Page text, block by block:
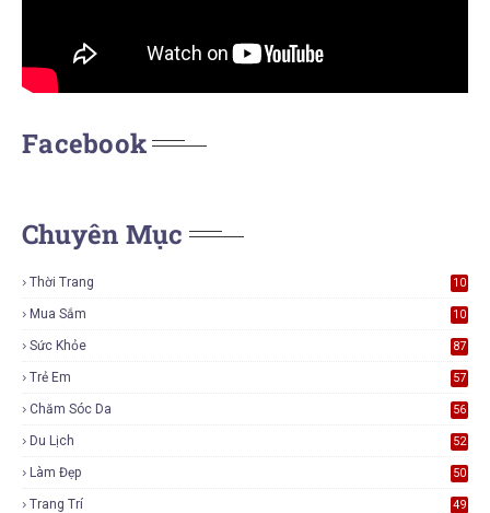
Facebook
Chuyên Mục
Thời Trang
10
Mua Sắm
10
Sức Khỏe 87
Trẻ Em 57
Chăm Sóc Da 56
Du Lịch 52
Làm Đẹp 50
Trang Trí 49